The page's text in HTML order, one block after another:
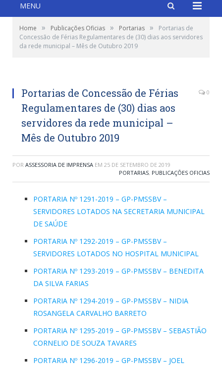
MENU
Home » Publicações Oficias » Portarias »
Portarias de
Concessão de Férias Regulamentares de (30) dias aos servidores
da rede municipal – Mês de Outubro 2019
Portarias de Concessão de Férias
Regulamentares de (30) dias aos
servidores da rede municipal –
Mês de Outubro 2019
0
POR ASSESSORIA DE IMPRENSA EM 25 DE SETEMBRO DE 2019
PORTARIAS, PUBLICAÇÕES OFICIAS
PORTARIA Nº 1291-2019 – GP-PMSSBV –
SERVIDORES LOTADOS NA SECRETARIA MUNICIPAL
DE SAÚDE
PORTARIA Nº 1292-2019 – GP-PMSSBV –
SERVIDORES LOTADOS NO HOSPITAL MUNICIPAL
PORTARIA Nº 1293-2019 – GP-PMSSBV – BENEDITA
DA SILVA FARIAS
PORTARIA Nº 1294-2019 – GP-PMSSBV – NIDIA
ROSANGELA CARVALHO BARRETO
PORTARIA Nº 1295-2019 – GP-PMSSBV – SEBASTIÃO
CORNELIO DE SOUZA TAVARES
PORTARIA Nº 1296-2019 – GP-PMSSBV – JOEL